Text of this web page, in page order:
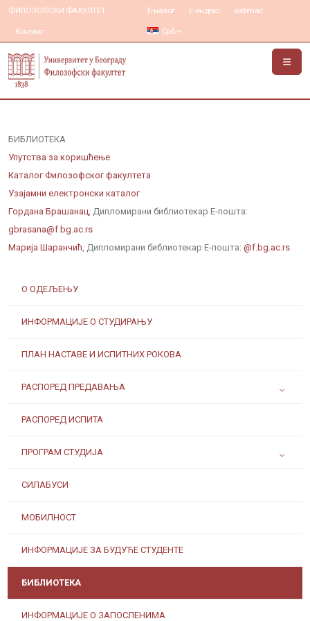
ФИЛОЗОФСКИ ФАКУЛТЕТ
Контакт
Е-налог Е-индекс webmail
Срб
О ОДЕЉЕЊУ
ИНФОРМАЦИЈЕ О СТУДИРАЊУ
ПЛАН НАСТАВЕ И ИСПИТНИХ РОКОВА
РАСПОРЕД ПРЕДАВАЊА
РАСПОРЕД ИСПИТА
ПРОГРАМ СТУДИЈА
СИЛАБУСИ
МОБИЛНОСТ
ИНФОРМАЦИЈЕ ЗА БУДУЋЕ СТУДЕНТЕ
БИБЛИОТЕКА
ИНФОРМАЦИЈЕ О ЗАПОСЛЕНИМА
БИБЛИОТЕКА
Упутства за коришћење
Каталог Филозофског факултета
Узајамни електронски каталог
Гордана Брашанац, Дипломирани библиотекар Е-пошта:
gbrasana@f.bg.ac.rs
Марија Шаранчић, Дипломирани библиотекар Е-пошта: @f.bg.ac.rs